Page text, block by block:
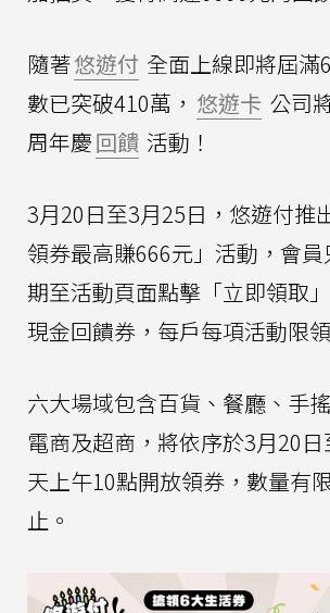
隨著悠遊付 全面上線即將屆滿
數已突破410萬， 悠遊卡 公司
周年慶回饋 活動！
3月20日至3月25日，悠遊付推
領券最高賺666元」活動，會
期至活動頁面點擊「立即領取
現金回饋券，每戶每項活動限
六大場域包含百貨、餐廳、手
電商及超商，將依序於3月20
天上午10點開放領券，數量有
止。